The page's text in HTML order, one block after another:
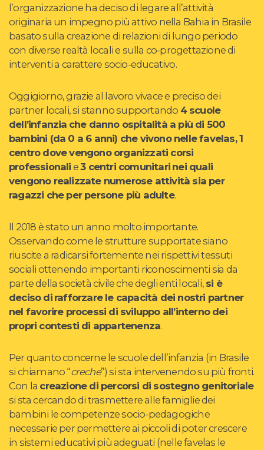
l’organizzazione ha deciso di legare all’attività
originaria un impegno più attivo nella Bahia in Brasile
basato sulla creazione di relazioni di lungo periodo
con diverse realtà locali e sulla co-progettazione di
interventi a carattere socio-educativo.
Oggigiorno, grazie al lavoro vivace e preciso dei
partner locali, si stanno supportando 4 scuole
dell’infanzia che danno ospitalità a più di 500
bambini (da 0 a 6 anni) che vivono nelle favelas, 1
centro dove vengono organizzati corsi
professionali e3 centri comunitari nei quali
vengono realizzate numerose attività sia per
ragazzi che per persone più adulte.
Il 2018 è stato un anno molto importante.
Osservando come le strutture supportate siano
riuscite a radicarsi fortemente nei rispettivi tessuti
sociali ottenendo importanti riconoscimenti sia da
parte della società civile che degli enti locali, si è
deciso di rafforzare le capacità dei nostri partner
nel favorire processi di sviluppo all’interno dei
propri contesti di appartenenza.
Per quanto concerne le scuole dell’infanzia (in Brasile
si chiamano “creche”) si sta intervenendo su più fronti.
Con la creazione di percorsi di sostegno genitoriale
si sta cercando di trasmettere alle famiglie dei
bambini le competenze socio-pedagogiche
necessarie per permettere ai piccoli di poter crescere
in sistemi educativi più adeguati (nelle favelas le